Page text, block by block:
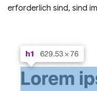
erforderlich sind, sind